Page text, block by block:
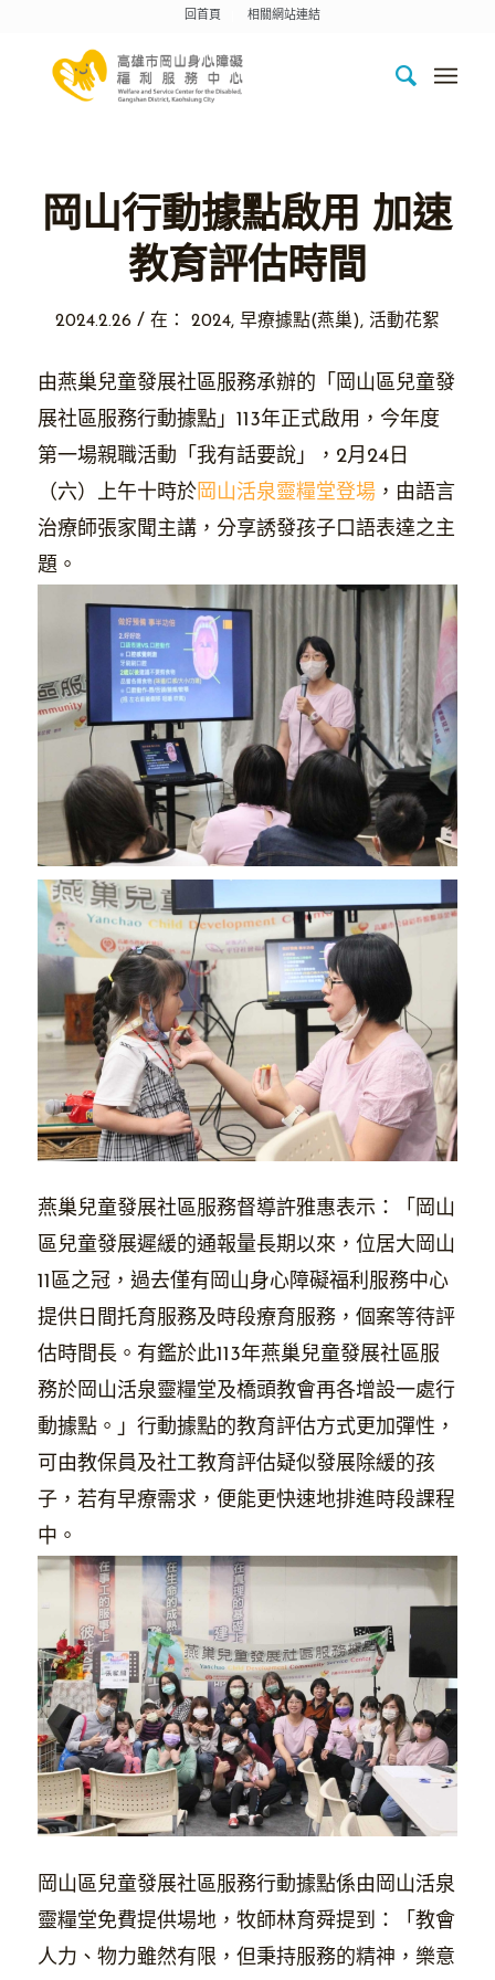
回首頁 相關網站連結
岡山行動據點啟用 加速
教育評估時間
2024.2.26 / 在： 2024, 早療據點(燕巢), 活動花絮
由燕巢兒童發展社區服務承辦的「岡山區兒童發
展社區服務行動據點」113年正式啟用，今年度
第一場親職活動「我有話要說」，2月24日
（六）上午十時於岡山活泉靈糧堂登場，由語言
治療師張家聞主講，分享誘發孩子口語表達之主
題。
燕巢兒童發展社區服務督導許雅惠表示：「岡山
區兒童發展遲緩的通報量長期以來，位居大岡山
11區之冠，過去僅有岡山身心障礙福利服務中心
提供日間托育服務及時段療育服務，個案等待評
估時間長。有鑑於此113年燕巢兒童發展社區服
務於岡山活泉靈糧堂及橋頭教會再各增設一處行
動據點。」行動據點的教育評估方式更加彈性，
可由教保員及社工教育評估疑似發展除緩的孩
子，若有早療需求，便能更快速地排進時段課程
中。
岡山區兒童發展社區服務行動據點係由岡山活泉
靈糧堂免費提供場地，牧師林育舜提到：「教會
人力、物力雖然有限，但秉持服務的精神，樂意